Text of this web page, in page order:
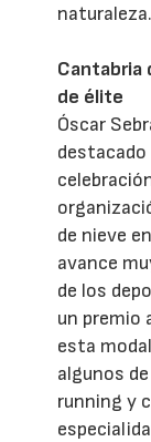
naturaleza.
Cantabria
de élite
Óscar
destacado
de nieve
avance
de los
un premio
esta
algunos
running y